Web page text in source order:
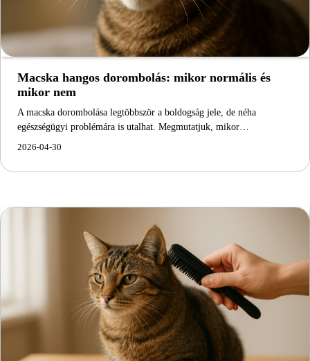
Macska hangos dorombolás: mikor normális és
mikor nem
A macska dorombolása legtöbbször a boldogság jele, de néha
egészségügyi problémára is utalhat. Megmutatjuk, mikor…
2026-04-30